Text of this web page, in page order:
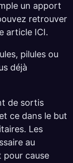
un apport
retrouver
article ICI.
pilules ou
déjà
de sortis
ce dans le but
Les
au
pour cause